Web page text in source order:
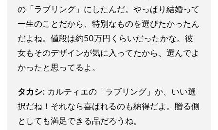
の「ラブリング」にしたんだ。やっぱり結婚って
一生のことだから、特別なものを選びたかったん
だよね。値段は約50万円くらいだったかな。彼
女もそのデザインが気に入ってたから、選んでよ
かったと思ってるよ。
タカシ: カルティエの「ラブリング」か、いい選
択だね！それなら喜ばれるのも納得だよ。贈る側
としても満足できる品だろうね。